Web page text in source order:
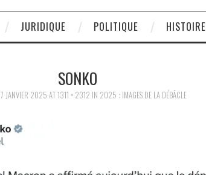
JURIDIQUE POLITIQUE HISTOIRE
SONKO
7 JANVIER 2025 AT1311 × 2312 IN 2025 : IMAGES DE LA DÉBÂCLE